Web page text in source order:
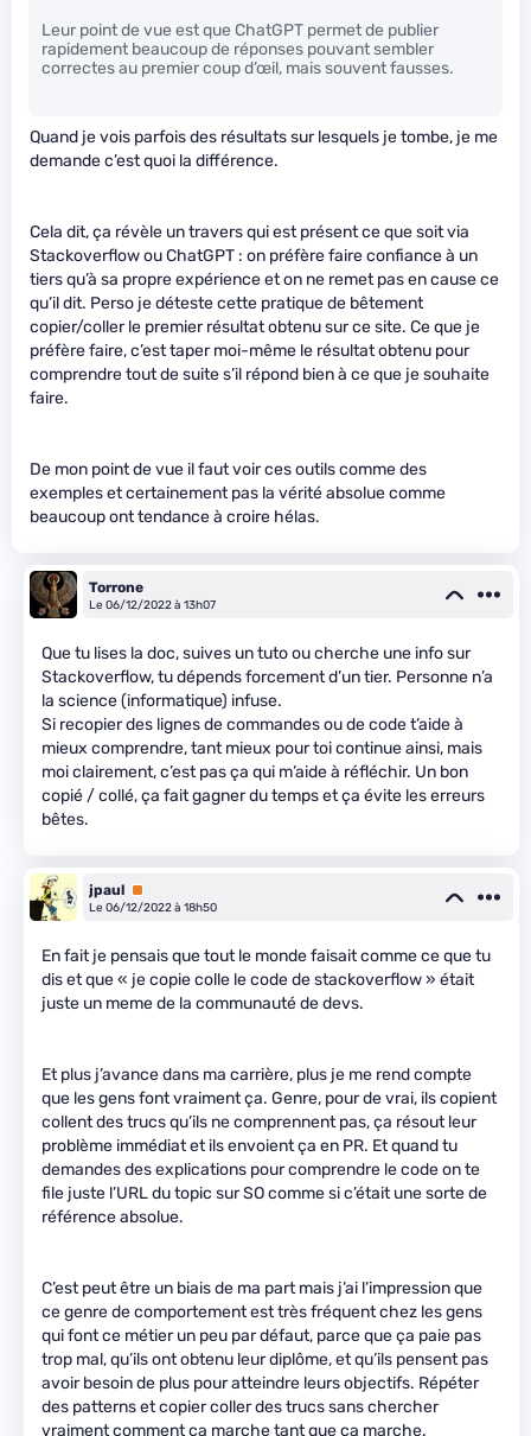
Leur point de vue est que ChatGPT permet de publier
rapidement beaucoup de réponses pouvant sembler
correctes au premier coup d’œil, mais souvent fausses.
Quand je vois parfois des résultats sur lesquels je tombe, je me
demande c’est quoi la différence.
Cela dit, ça révèle un travers qui est présent ce que soit via
Stackoverflow ou ChatGPT : on préfère faire confiance à un
tiers qu’à sa propre expérience et on ne remet pas en cause ce
qu’il dit. Perso je déteste cette pratique de bêtement
copier/coller le premier résultat obtenu sur ce site. Ce que je
préfère faire, c’est taper moi-même le résultat obtenu pour
comprendre tout de suite s’il répond bien à ce que je souhaite
faire.
De mon point de vue il faut voir ces outils comme des
exemples et certainement pas la vérité absolue comme
beaucoup ont tendance à croire hélas.
Torrone
Le 06/12/2022 à 13h07
Que tu lises la doc, suives un tuto ou cherche une info sur
Stackoverflow, tu dépends forcement d’un tier. Personne n’a
la science (informatique) infuse.
Si recopier des lignes de commandes ou de code t’aide à
mieux comprendre, tant mieux pour toi continue ainsi, mais
moi clairement, c’est pas ça qui m’aide à réfléchir. Un bon
copié / collé, ça fait gagner du temps et ça évite les erreurs
bêtes.
jpaul Premium
Le 06/12/2022 à 18h50
En fait je pensais que tout le monde faisait comme ce que tu
dis et que « je copie colle le code de stackoverflow » était
juste un meme de la communauté de devs.
Et plus j’avance dans ma carrière, plus je me rend compte
que les gens font vraiment ça. Genre, pour de vrai, ils copient
collent des trucs qu’ils ne comprennent pas, ça résout leur
problème immédiat et ils envoient ça en PR. Et quand tu
demandes des explications pour comprendre le code on te
file juste l’URL du topic sur SO comme si c’était une sorte de
référence absolue.
C’est peut être un biais de ma part mais j’ai l’impression que
ce genre de comportement est très fréquent chez les gens
qui font ce métier un peu par défaut, parce que ça paie pas
trop mal, qu’ils ont obtenu leur diplôme, et qu’ils pensent pas
avoir besoin de plus pour atteindre leurs objectifs. Répéter
des patterns et copier coller des trucs sans chercher
vraiment comment ça marche tant que ça marche.